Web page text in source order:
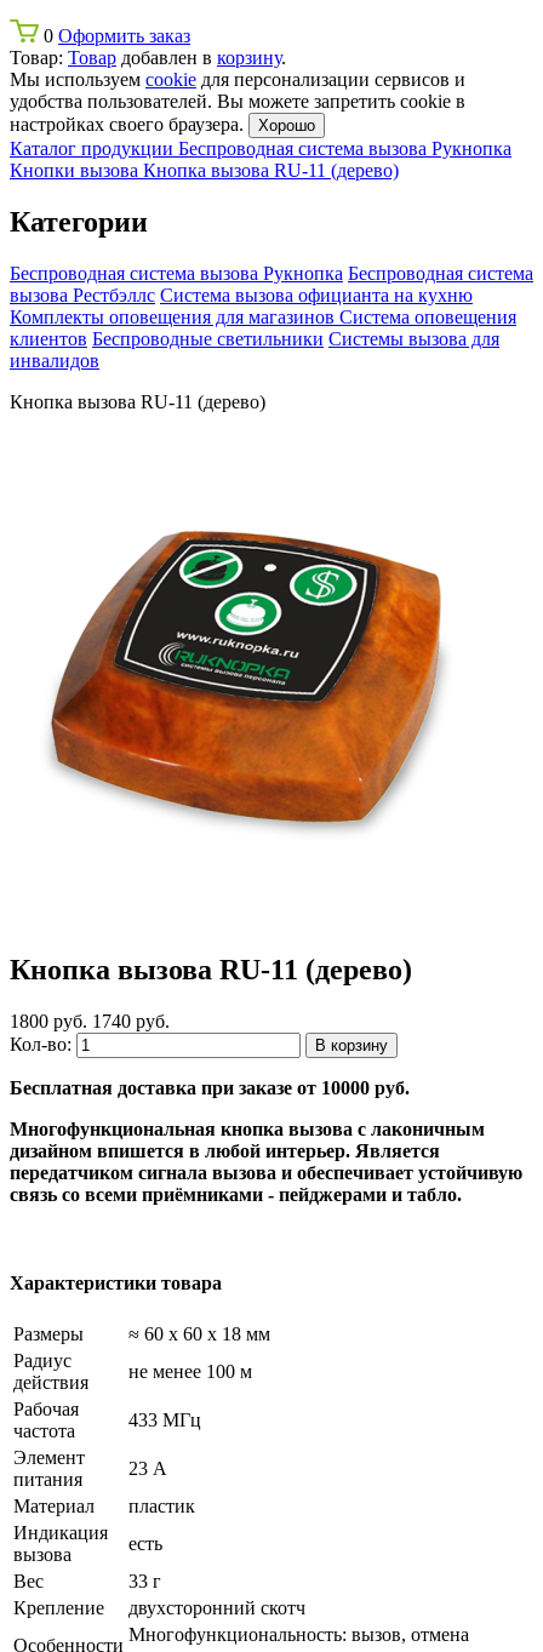
0 Оформить заказ
Товар: Товар добавлен в корзину.
Мы используем cookie для персонализации сервисов и
удобства пользователей. Вы можете запретить cookie в
настройках своего браузера.
Хорошо
Каталог продукции Беспроводная система вызова Рукнопка
Кнопки вызова Кнопка вызова RU-11 (дерево)
Категории
Беспроводная система вызова Рукнопка Беспроводная система
вызова Рестбэллс Система вызова официанта на кухню
Комплекты оповещения для магазинов Система оповещения
клиентов Беспроводные светильники Системы вызова для
инвалидов
Кнопка вызова RU-11 (дерево)
Кнопка вызова RU-11 (дерево)
1800 руб. 1740 руб.
Кол-во:
Бесплатная доставка при заказе от 10000 руб.
Многофункциональная кнопка вызова с лаконичным
дизайном впишется в любой интерьер. Является
передатчиком сигнала вызова и обеспечивает устойчивую
связь со всеми приёмниками - пейджерами и табло.
Характеристики товара
Размеры
≈ 60 x 60 x 18 мм
Радиус
действия
не менее 100 м
Рабочая
частота
433 МГц
Элемент
питания
23 А
Материал
пластик
Индикация
вызова
есть
Вес
33 г
Крепление
двухсторонний скотч
Особенности
Многофункциональность: вызов, отмена